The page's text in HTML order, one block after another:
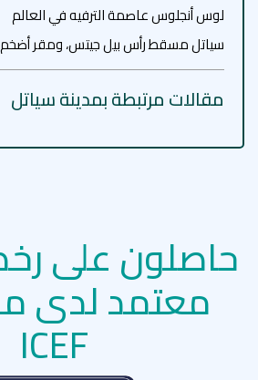
لوس أنجلوس عاصمة الترفيه في العالم
سياتل مسقط رأس بيل جيتس، ومقر أضخم
مقالات مرتبطة بمدينة سياتل
حاصلون على
معتمد لدى
ICEF